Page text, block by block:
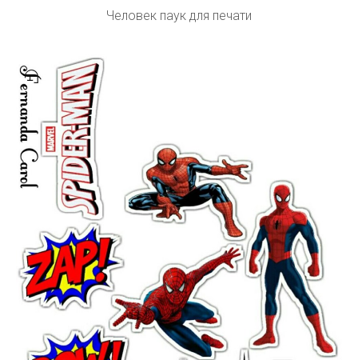
Человек паук для печати